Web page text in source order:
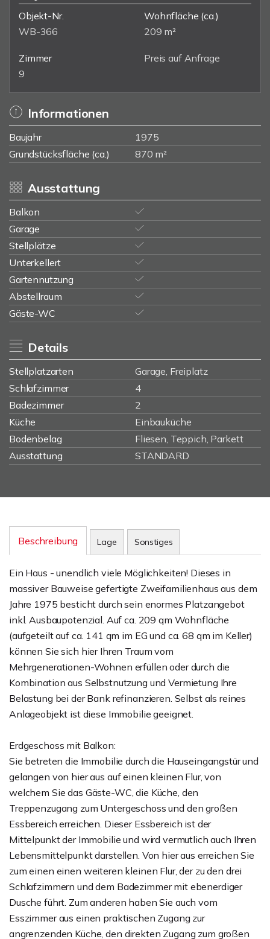
Objekt-Nr.
WB-366
Wohnfläche (ca.)
209 m²
Zimmer
9
Preis auf Anfrage
Informationen
Baujahr
1975
Grundstücksfläche (ca.)
870 m²
Ausstattung
Balkon
Garage
Stellplätze
Unterkellert
Gartennutzung
Abstellraum
Gäste-WC
Details
Stellplatzarten
Garage, Freiplatz
Schlafzimmer
4
Badezimmer
2
Küche
Einbauküche
Bodenbelag
Fliesen, Teppich, Parkett
Ausstattung
STANDARD
Beschreibung Lage Sonstiges
Ein Haus - unendlich viele Möglichkeiten! Dieses in
massiver Bauweise gefertigte Zweifamilienhaus aus dem
Jahre 1975 besticht durch sein enormes Platzangebot
inkl. Ausbaupotenzial. Auf ca. 209 qm Wohnfläche
(aufgeteilt auf ca. 141 qm im EG und ca. 68 qm im Keller)
können Sie sich hier Ihren Traum vom
Mehrgenerationen-Wohnen erfüllen oder durch die
Kombination aus Selbstnutzung und Vermietung Ihre
Belastung bei der Bank refinanzieren. Selbst als reines
Anlageobjekt ist diese Immobilie geeignet.
Erdgeschoss mit Balkon:
Sie betreten die Immobilie durch die Hauseingangstür und
gelangen von hier aus auf einen kleinen Flur, von
welchem Sie das Gäste-WC, die Küche, den
Treppenzugang zum Untergeschoss und den großen
Essbereich erreichen. Dieser Essbereich ist der
Mittelpunkt der Immobilie und wird vermutlich auch Ihren
Lebensmittelpunkt darstellen. Von hier aus erreichen Sie
zum einen einen weiteren kleinen Flur, der zu den drei
Schlafzimmern und dem Badezimmer mit ebenerdiger
Dusche führt. Zum anderen haben Sie auch vom
Esszimmer aus einen praktischen Zugang zur
angrenzenden Küche, den direkten Zugang zum großen